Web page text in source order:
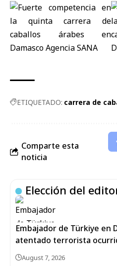
ETIQUETADO: carrera de
Comparte esta
noticia
Elección del
Embajador de Türkiye en
atentado terrorista
August 7, 2026